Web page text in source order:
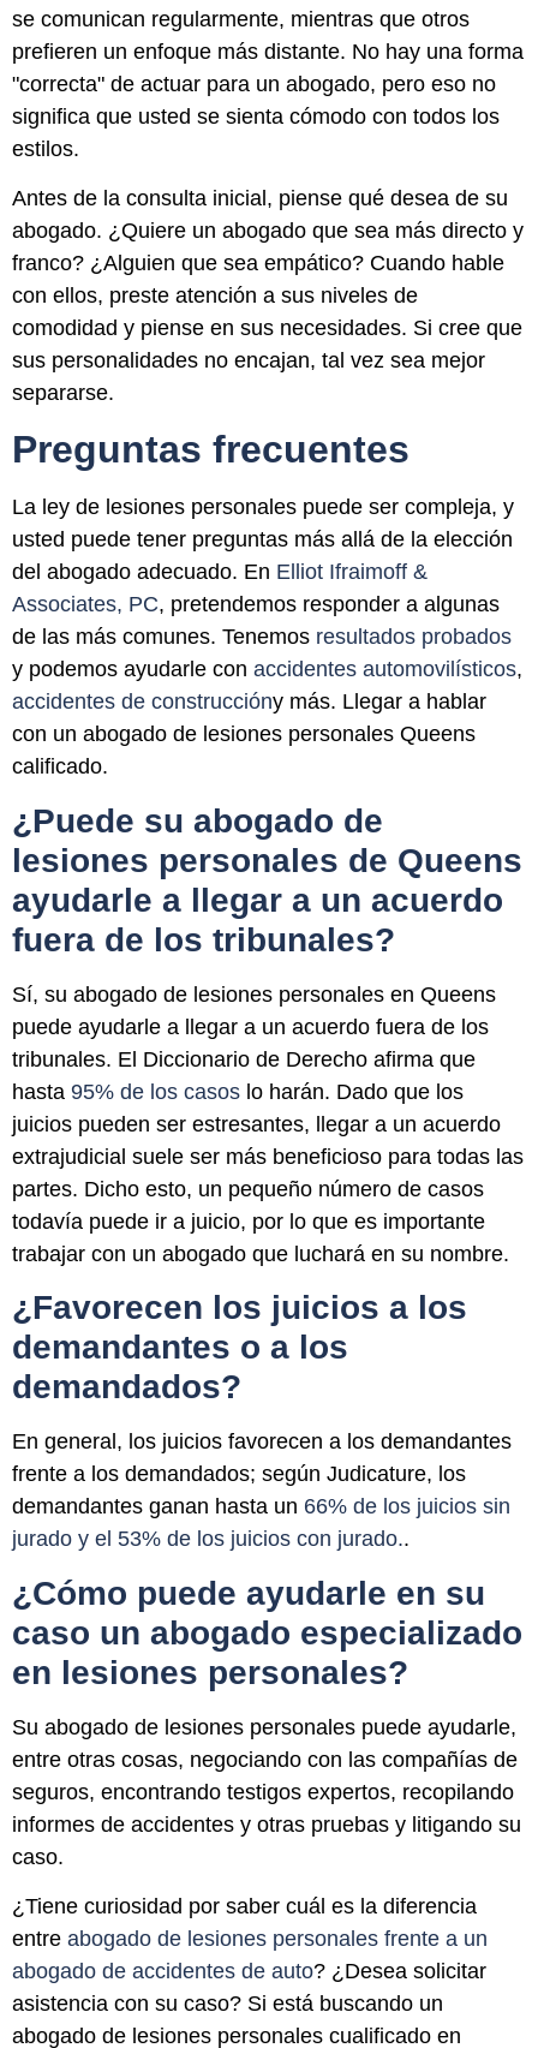
se comunican regularmente, mientras que otros
prefieren un enfoque más distante. No hay una forma
"correcta" de actuar para un abogado, pero eso no
significa que usted se sienta cómodo con todos los
estilos.
Antes de la consulta inicial, piense qué desea de su
abogado. ¿Quiere un abogado que sea más directo y
franco? ¿Alguien que sea empático? Cuando hable
con ellos, preste atención a sus niveles de
comodidad y piense en sus necesidades. Si cree que
sus personalidades no encajan, tal vez sea mejor
separarse.
Preguntas frecuentes
La ley de lesiones personales puede ser compleja, y
usted puede tener preguntas más allá de la elección
del abogado adecuado. En Elliot Ifraimoff &
Associates, PC, pretendemos responder a algunas
de las más comunes. Tenemos resultados probados
y podemos ayudarle con accidentes automovilísticos,
accidentes de construccióny más. Llegar a hablar
con un abogado de lesiones personales Queens
calificado.
¿Puede su abogado de
lesiones personales de Queens
ayudarle a llegar a un acuerdo
fuera de los tribunales?
Sí, su abogado de lesiones personales en Queens
puede ayudarle a llegar a un acuerdo fuera de los
tribunales. El Diccionario de Derecho afirma que
hasta 95% de los casos lo harán. Dado que los
juicios pueden ser estresantes, llegar a un acuerdo
extrajudicial suele ser más beneficioso para todas las
partes. Dicho esto, un pequeño número de casos
todavía puede ir a juicio, por lo que es importante
trabajar con un abogado que luchará en su nombre.
¿Favorecen los juicios a los
demandantes o a los
demandados?
En general, los juicios favorecen a los demandantes
frente a los demandados; según Judicature, los
demandantes ganan hasta un 66% de los juicios sin
jurado y el 53% de los juicios con jurado..
¿Cómo puede ayudarle en su
caso un abogado especializado
en lesiones personales?
Su abogado de lesiones personales puede ayudarle,
entre otras cosas, negociando con las compañías de
seguros, encontrando testigos expertos, recopilando
informes de accidentes y otras pruebas y litigando su
caso.
¿Tiene curiosidad por saber cuál es la diferencia
entre abogado de lesiones personales frente a un
abogado de accidentes de auto? ¿Desea solicitar
asistencia con su caso? Si está buscando un
abogado de lesiones personales cualificado en